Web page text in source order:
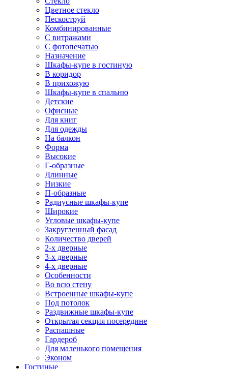
Цветное стекло
Пескоструй
Комбинированные
С витражами
С фотопечатью
Назначение
Шкафы-купе в гостиную
В коридор
В прихожую
Шкафы-купе в спальню
Детские
Офисные
Для книг
Для одежды
На балкон
Форма
Высокие
Г-образные
Длинные
Низкие
П-образные
Радиусные шкафы-купе
Широкие
Угловые шкафы-купе
Закругленный фасад
Количество дверей
2-х дверные
3-х дверные
4-х дверные
Особенности
Во всю стену
Встроенные шкафы-купе
Под потолок
Раздвижные шкафы-купе
Открытая секция посередине
Распашные
Гардероб
Для маленького помещения
Эконом
Гостиные